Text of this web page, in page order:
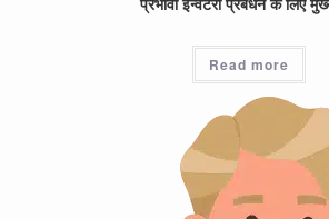
Read more